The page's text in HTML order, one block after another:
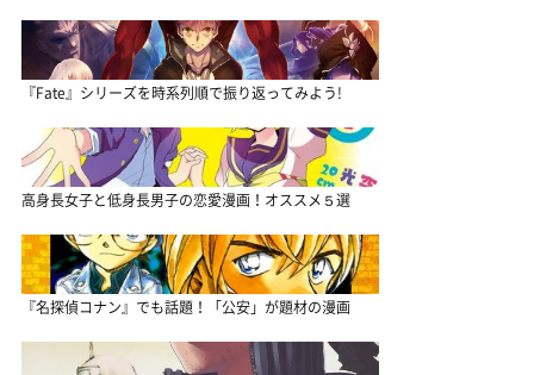
『Fate』シリーズを時系列順で振り返ってみよう!
高身長女子と低身長男子の恋愛漫画！オススメ５選
『名探偵コナン』でも話題！「公安」が題材の漫画